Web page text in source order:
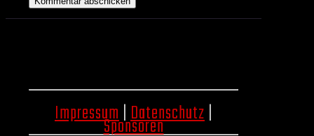
Impressum|Datenschutz|
Sponsoren